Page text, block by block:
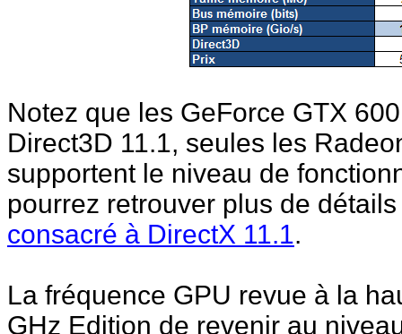
Notez que les GeForce GTX
Direct3D 11.1, seules les
supportent le niveau de
pourrez retrouver plus de
consacré à DirectX 11.1.
La fréquence GPU revue à la
GHz Edition de revenir au